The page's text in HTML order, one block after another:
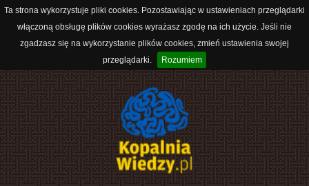
Ta strona wykorzystuje pliki cookies. Pozostawiając w ustawieniach przeglądarki
włączoną obsługę plików cookies wyrażasz zgodę na ich użycie. Jeśli nie
zgadzasz się na wykorzystanie plików cookies, zmień ustawienia swojej
przeglądarki.
Rozumiem